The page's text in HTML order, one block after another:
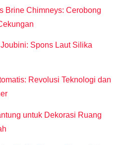
Brine Chimneys: Cerobong
Spons Laut Silika
Revolusi Teknologi dan
untuk Dekorasi Ruang